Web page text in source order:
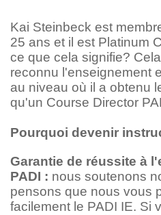
Kai Steinbeck est
25 ans et il est Platinum
ce que cela signifie?
reconnu l'enseignement
au niveau où il a obtenu
qu'un Course Director
Pourquoi devenir
Garantie de réussite à
PADI : nous soutenons
pensons que nous vous
facilement le PADI IE. Si